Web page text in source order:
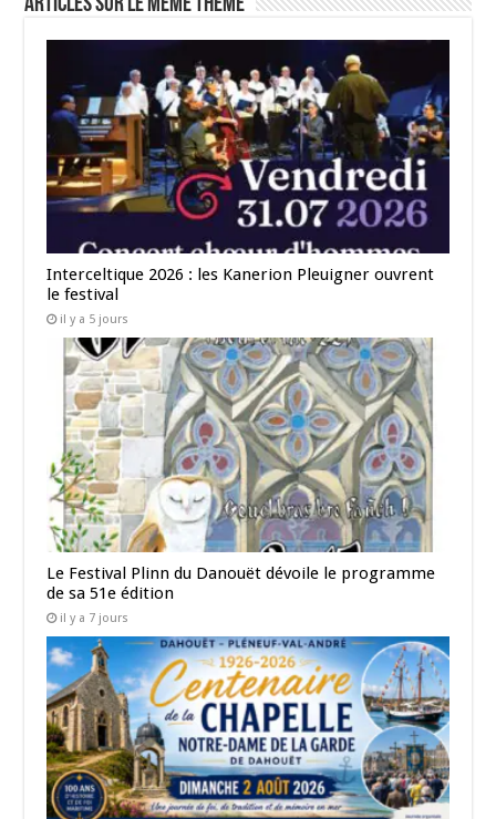
Interceltique 2026 : les Kanerion Pleuigner ouvrent
le festival
il y a 5 jours
Le Festival Plinn du Danouët dévoile le programme
de sa 51e édition
il y a 7 jours